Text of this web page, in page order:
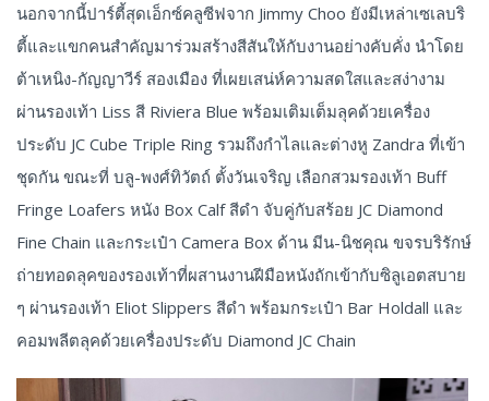
นอกจากนี้ปาร์ตี้สุดเอ็กซ์คลูซีฟจาก Jimmy Choo ยังมีเหล่าเซเลบริ
ตี้และแขกคนสำคัญมาร่วมสร้างสีสันให้กับงานอย่างคับคั่ง นำโดย
ต้าเหนิง-กัญญาวีร์ สองเมือง ที่เผยเสน่ห์ความสดใสและสง่างาม
ผ่านรองเท้า Liss สี Riviera Blue พร้อมเติมเต็มลุคด้วยเครื่อง
ประดับ JC Cube Triple Ring รวมถึงกำไลและต่างหู Zandra ที่เข้า
ชุดกัน ขณะที่ บลู-พงศ์ทิวัตถ์ ตั้งวันเจริญ เลือกสวมรองเท้า Buff
Fringe Loafers หนัง Box Calf สีดำ จับคู่กับสร้อย JC Diamond
Fine Chain และกระเป๋า Camera Box ด้าน มีน-นิชคุณ ขจรบริรักษ์
ถ่ายทอดลุคของรองเท้าที่ผสานงานฝีมือหนังถักเข้ากับซิลูเอตสบาย
ๆ ผ่านรองเท้า Eliot Slippers สีดำ พร้อมกระเป๋า Bar Holdall และ
คอมพลีตลุคด้วยเครื่องประดับ Diamond JC Chain